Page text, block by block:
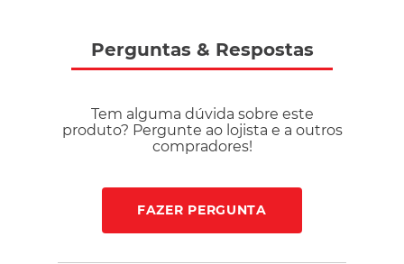
Perguntas & Respostas
Tem alguma dúvida sobre este
produto? Pergunte ao lojista e a outros
compradores!
FAZER PERGUNTA